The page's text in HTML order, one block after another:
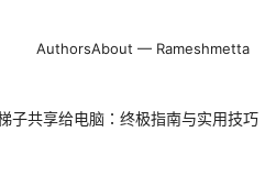
AuthorsAbout — Rameshmetta
子共享给电脑：终极指南与实用技巧